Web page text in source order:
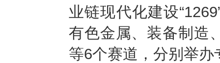
业链现代化建设
有色金属、装备制造
等6个赛道，分别举办